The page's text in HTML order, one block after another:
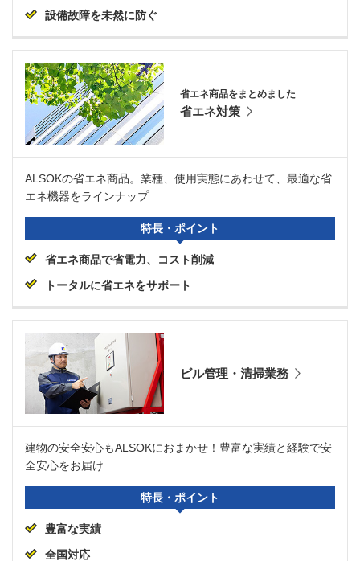
設備故障を未然に防ぐ
省エネ商品をまとめました
省エネ対策
ALSOKの省エネ商品。業種、使用実態にあわせて、最適な省
エネ機器をラインナップ
特長・ポイント
省エネ商品で省電力、コスト削減
トータルに省エネをサポート
ビル管理・清掃業務
建物の安全安心もALSOKにおまかせ！豊富な実績と経験で安
全安心をお届け
特長・ポイント
豊富な実績
全国対応